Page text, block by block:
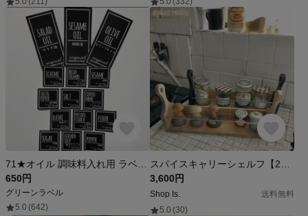
650円
グリーンラベル
5.0 (642)
3,600円
Shop Is.
送料無料
5.0 (30)